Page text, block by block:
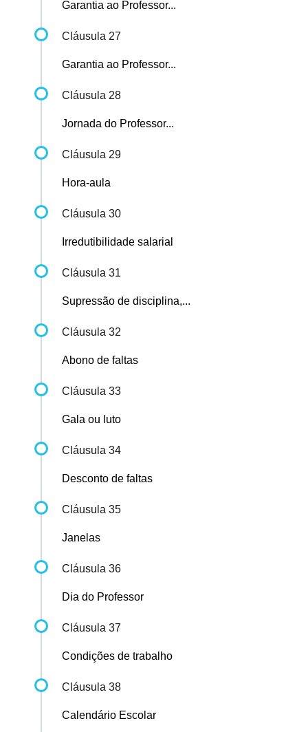
Garantia ao Professor...
Cláusula 27
Garantia ao Professor...
Cláusula 28
Jornada do Professor...
Cláusula 29
Hora-aula
Cláusula 30
Irredutibilidade salarial
Cláusula 31
Supressão de disciplina,...
Cláusula 32
Abono de faltas
Cláusula 33
Gala ou luto
Cláusula 34
Desconto de faltas
Cláusula 35
Janelas
Cláusula 36
Dia do Professor
Cláusula 37
Condições de trabalho
Cláusula 38
Calendário Escolar